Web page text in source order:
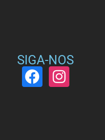
SIGA-NOS